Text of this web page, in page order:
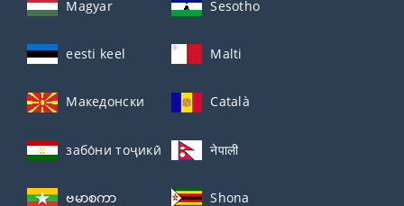
Magyar Sesotho
eesti keel Malti
Македонски Català
забо́ни тоҷикӣ́ नेपाली
ဗမာစကာ Shona